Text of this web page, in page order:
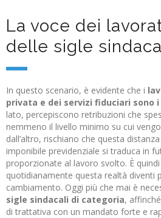
La voce dei
delle sigle
In questo scenario, è evidente che i
privata e dei servizi fiduciari sono
lato, percepiscono retribuzioni che
nemmeno il livello minimo su cui
dall’altro, rischiano che questa
imponibile previdenziale si traduca in
proporzionate al lavoro svolto. È
quotidianamente questa realtà diventi
cambiamento. Oggi più che mai è
sigle sindacali di categoria,
di trattativa con un mandato forte e